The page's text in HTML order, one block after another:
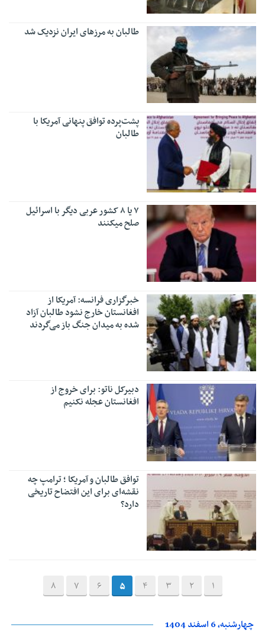
طالبان به مرزهای ایران نزدیک شد
پشت‌پرده توافق پنهانی آمریکا با
طالبان
۷ یا ۸ کشور عربی دیگر با اسرائیل
صلح میکنند
خبرگزاری فرانسه: آمریکا از
افغانستان خارج نشود طالبان آزاد
شده به میدان جنگ باز می‌گردند
دبیرکل ناتو: برای خروج از
افغانستان عجله نکنیم
توافق طالبان و آمریکا ؛ ترامپ چه
نقشه‌ای برای این افتضاح تاریخی
دارد؟
1
2
3
4
5
6
7
8
چهارشنبه، 6 اسفند 1404